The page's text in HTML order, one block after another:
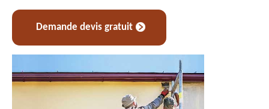
Demande devis gratuit